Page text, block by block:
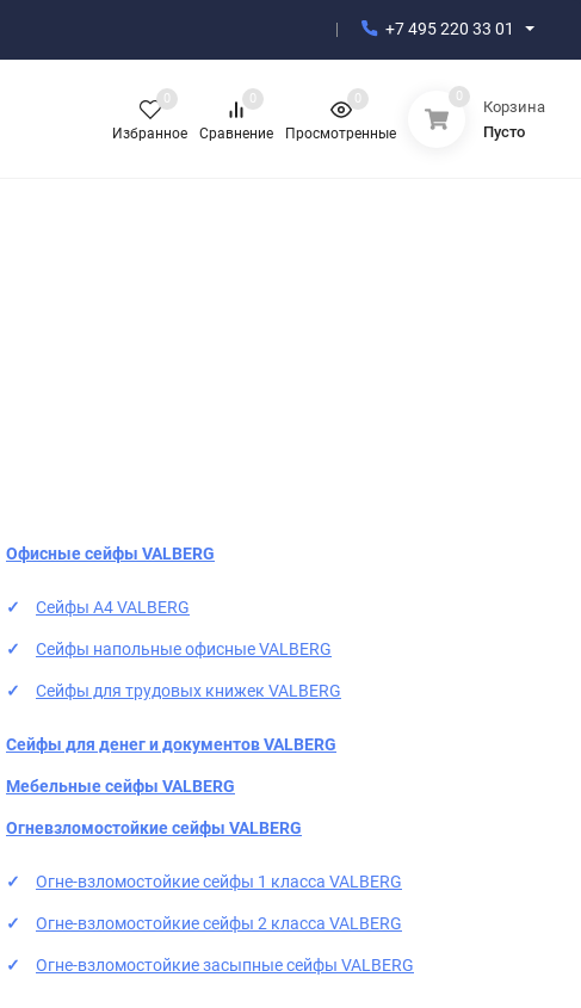
+7 495 220 33 01
Избранное
0
Сравнение
0
Просмотренные
0 0
Корзина
Пусто
Офисные сейфы VALBERG
Сейфы А4 VALBERG
Сейфы напольные офисные VALBERG
Сейфы для трудовых книжек VALBERG
Сейфы для денег и документов VALBERG
Мебельные сейфы VALBERG
Огневзломостойкие сейфы VALBERG
Огне-взломостойкие сейфы 1 класса VALBERG
Огне-взломостойкие сейфы 2 класса VALBERG
Огне-взломостойкие засыпные сейфы VALBERG